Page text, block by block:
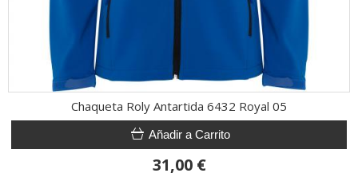
Chaqueta Roly Antartida 6432 Royal 05
Añadir a Carrito
31,00 €